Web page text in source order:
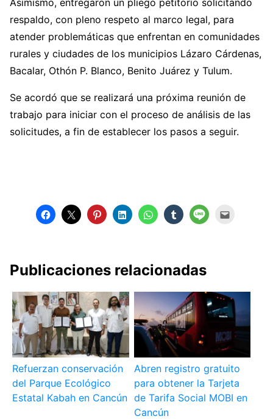
respaldo, con pleno respeto al marco legal, para
atender problemáticas que enfrentan en comunidades
rurales y ciudades de los municipios Lázaro Cárdenas,
Bacalar, Othón P. Blanco, Benito Juárez y Tulum.
Se acordó que se realizará una próxima reunión de
trabajo para iniciar con el proceso de análisis de las
solicitudes, a fin de establecer los pasos a seguir.
Publicaciones relacionadas
Refuerzan conservación
del Parque Ecológico
Estatal Kabah en Cancún
Abren registro gratuito
para obtener la Tarjeta
de Tarifa Social MOBI en
Cancún